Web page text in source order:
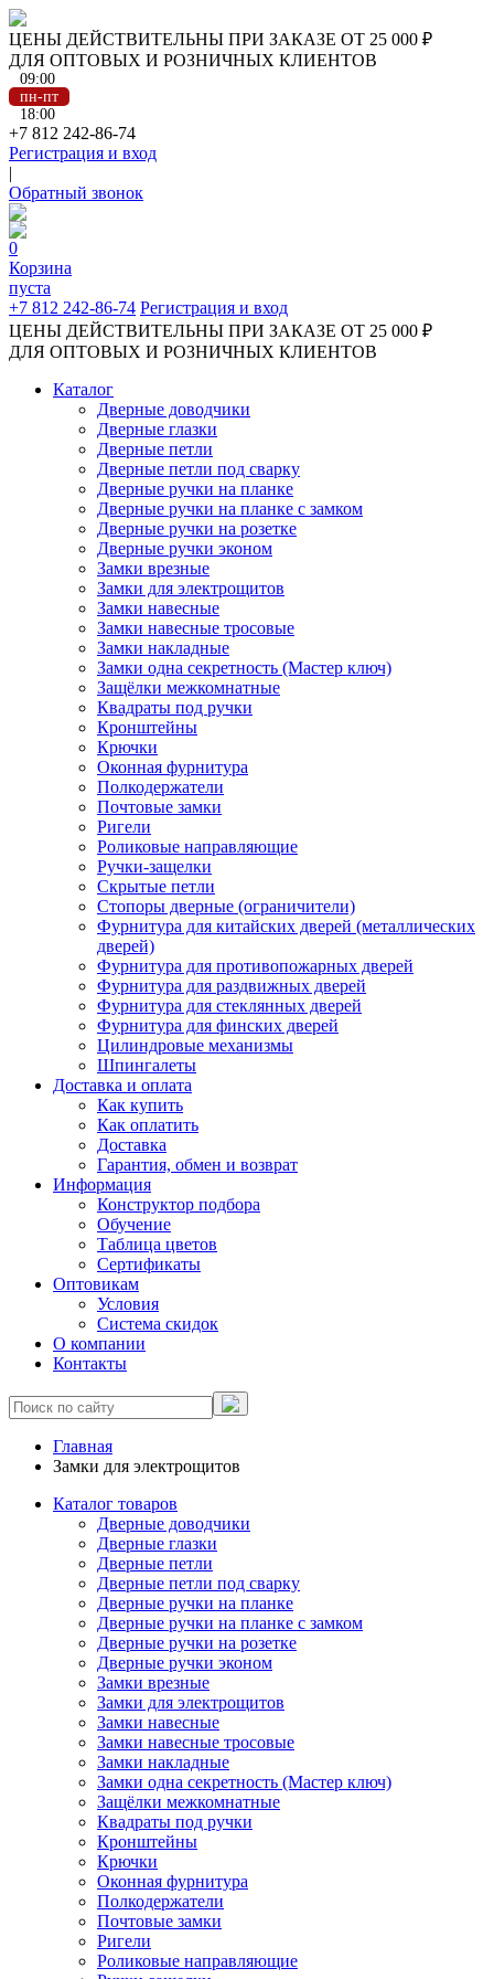
ЦЕНЫ ДЕЙСТВИТЕЛЬНЫ ПРИ ЗАКАЗЕ ОТ 25 000 ₽
ДЛЯ ОПТОВЫХ И РОЗНИЧНЫХ КЛИЕНТОВ
09:00
пн-пт
18:00
+7 812 242-86-74
Регистрация и вход
|
Обратный звонок
0
Корзина
пуста
+7 812 242-86-74 Регистрация и вход
ЦЕНЫ ДЕЙСТВИТЕЛЬНЫ ПРИ ЗАКАЗЕ ОТ 25 000 ₽
ДЛЯ ОПТОВЫХ И РОЗНИЧНЫХ КЛИЕНТОВ
Каталог
Дверные доводчики
Дверные глазки
Дверные петли
Дверные петли под сварку
Дверные ручки на планке
Дверные ручки на планке с замком
Дверные ручки на розетке
Дверные ручки эконом
Замки врезные
Замки для электрощитов
Замки навесные
Замки навесные тросовые
Замки накладные
Замки одна секретность (Мастер ключ)
Защёлки межкомнатные
Квадраты под ручки
Кронштейны
Крючки
Оконная фурнитура
Полкодержатели
Почтовые замки
Ригели
Роликовые направляющие
Ручки-защелки
Скрытые петли
Стопоры дверные (ограничители)
Фурнитура для китайских дверей (металлических
дверей)
Фурнитура для противопожарных дверей
Фурнитура для раздвижных дверей
Фурнитура для стеклянных дверей
Фурнитура для финских дверей
Цилиндровые механизмы
Шпингалеты
Доставка и оплата
Как купить
Как оплатить
Доставка
Гарантия, обмен и возврат
Информация
Конструктор подбора
Обучение
Таблица цветов
Сертификаты
Оптовикам
Условия
Система скидок
О компании
Контакты
Главная
Замки для электрощитов
Каталог товаров
Дверные доводчики
Дверные глазки
Дверные петли
Дверные петли под сварку
Дверные ручки на планке
Дверные ручки на планке с замком
Дверные ручки на розетке
Дверные ручки эконом
Замки врезные
Замки для электрощитов
Замки навесные
Замки навесные тросовые
Замки накладные
Замки одна секретность (Мастер ключ)
Защёлки межкомнатные
Квадраты под ручки
Кронштейны
Крючки
Оконная фурнитура
Полкодержатели
Почтовые замки
Ригели
Роликовые направляющие